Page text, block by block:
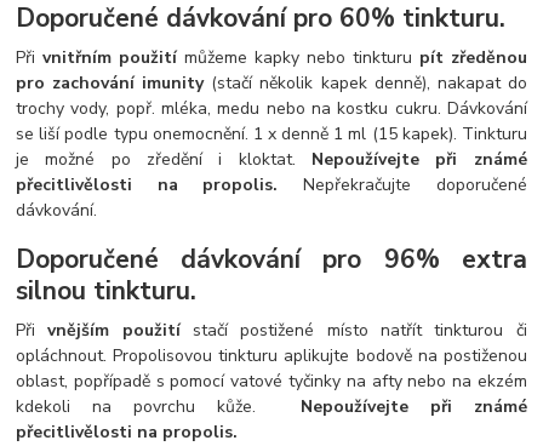
Doporučené dávkování pro 60% tinkturu.
Přivnitřním použitímůžeme kapky nebo tinkturu pít zředěnou
pro zachování imunity(stačí několik kapek denně), nakapat do
trochy vody, popř. mléka, medu nebo na kostku cukru. Dávkování
se liší podle typu onemocnění. 1 x denně 1 ml (15 kapek). Tinkturu
je možné po zředění i kloktat. Nepoužívejte při známé
přecitlivělosti na propolis. Nepřekračujte doporučené
dávkování.
Doporučené dávkování pro 96% extra
silnou tinkturu.
Přivnějším použitístačí postižené místo natřít tinkturou či
opláchnout. Propolisovou tinkturu aplikujte bodově na postiženou
oblast, popřípadě s pomocí vatové tyčinky na afty nebo na ekzém
kdekoli na povrchu kůže. Nepoužívejte při známé
přecitlivělosti na propolis.